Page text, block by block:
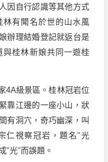
因自行認識等其他方式
林有聞名於世的山水風
辦理結婚登記就返台是
與桂林新娘共同一遊桂
4A級景區。桂林冠岩位
靠江邊的一座小山，狀
有洞穴，奇巧幽深，叫
仁視察冠岩，題名"光
"光"而誤題。